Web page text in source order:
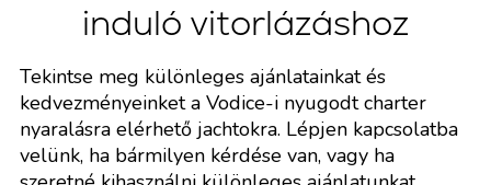
induló vitorlázáshoz
Tekintse meg különleges ajánlatainkat és
kedvezményeinket a Vodice-i nyugodt charter
nyaralásra elérhető jachtokra. Lépjen kapcsolatba
velünk, ha bármilyen kérdése van, vagy ha